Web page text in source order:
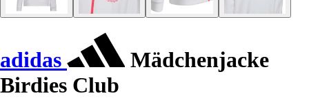
adidas
Mädchenjacke
Birdies Club